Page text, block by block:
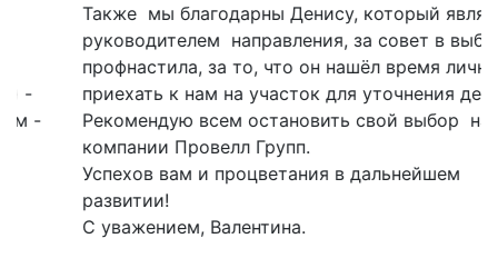
Также мы благодарны Денису, который является
руководителем направления, за совет в выборе
профнастила, за то, что он нашёл время лично
приехать к нам на участок для уточнения деталей.
Рекомендую всем остановить свой выбор на
компании Провелл Групп.
Успехов вам и процветания в дальнейшем
развитии!
С уважением, Валентина.